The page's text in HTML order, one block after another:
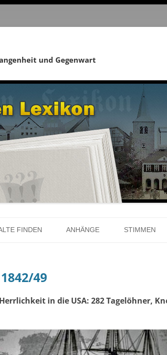
und Gegenwart
zum
FINDEN
UM DIE WELTKRIEGE
ANHÄNGE
LINKS
STIMMEN
49
in die USA: 282 Tagelöhner,